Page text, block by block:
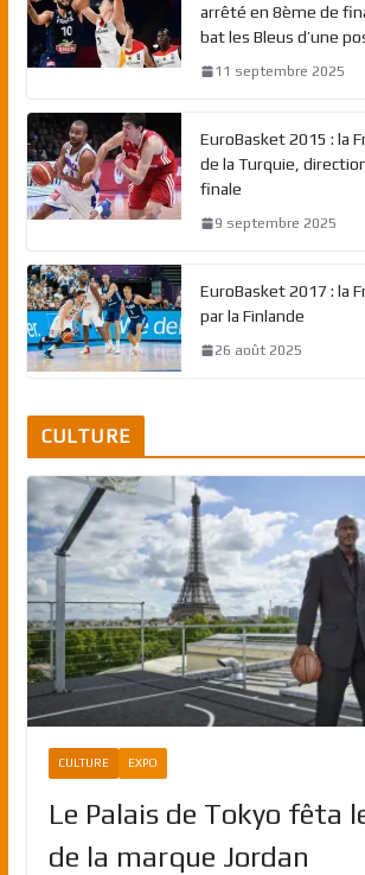
arrêté en 8ème de
bat les Bleus d’une
11 septembre 2025
EuroBasket 2015 : la
de la Turquie,
finale
9 septembre 2025
EuroBasket 2017 : la
par la Finlande
26 août 2025
CULTURE
CULTURE EXPO
Le Palais de Tokyo fêta
de la marque Jordan